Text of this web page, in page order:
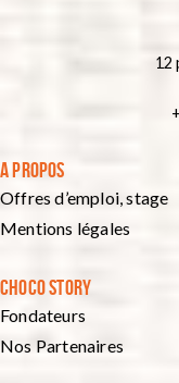
12
A PROPOS
Offres d’emploi, stage
Mentions légales
CHOCO STORY
Fondateurs
Nos Partenaires